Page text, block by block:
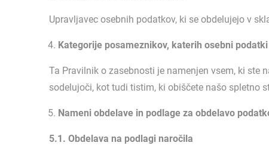
Upravljavec osebnih podatkov, ki se obdelujejo v
Kategorije posameznikov, katerih osebni
Ta Pravilnik o zasebnosti je namenjen vsem, ki
sodelujoči, kot tudi tistim, ki obiščete našo spletno
Nameni obdelave in podlage za obdelavo
5.1. Obdelava na podlagi naročila